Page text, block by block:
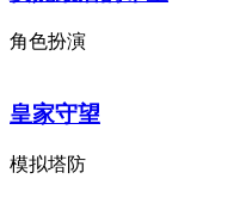
角色扮演
皇家守望
模拟塔防